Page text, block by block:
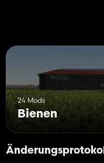
24 Mods
Bienen
Änderungsprotokoll